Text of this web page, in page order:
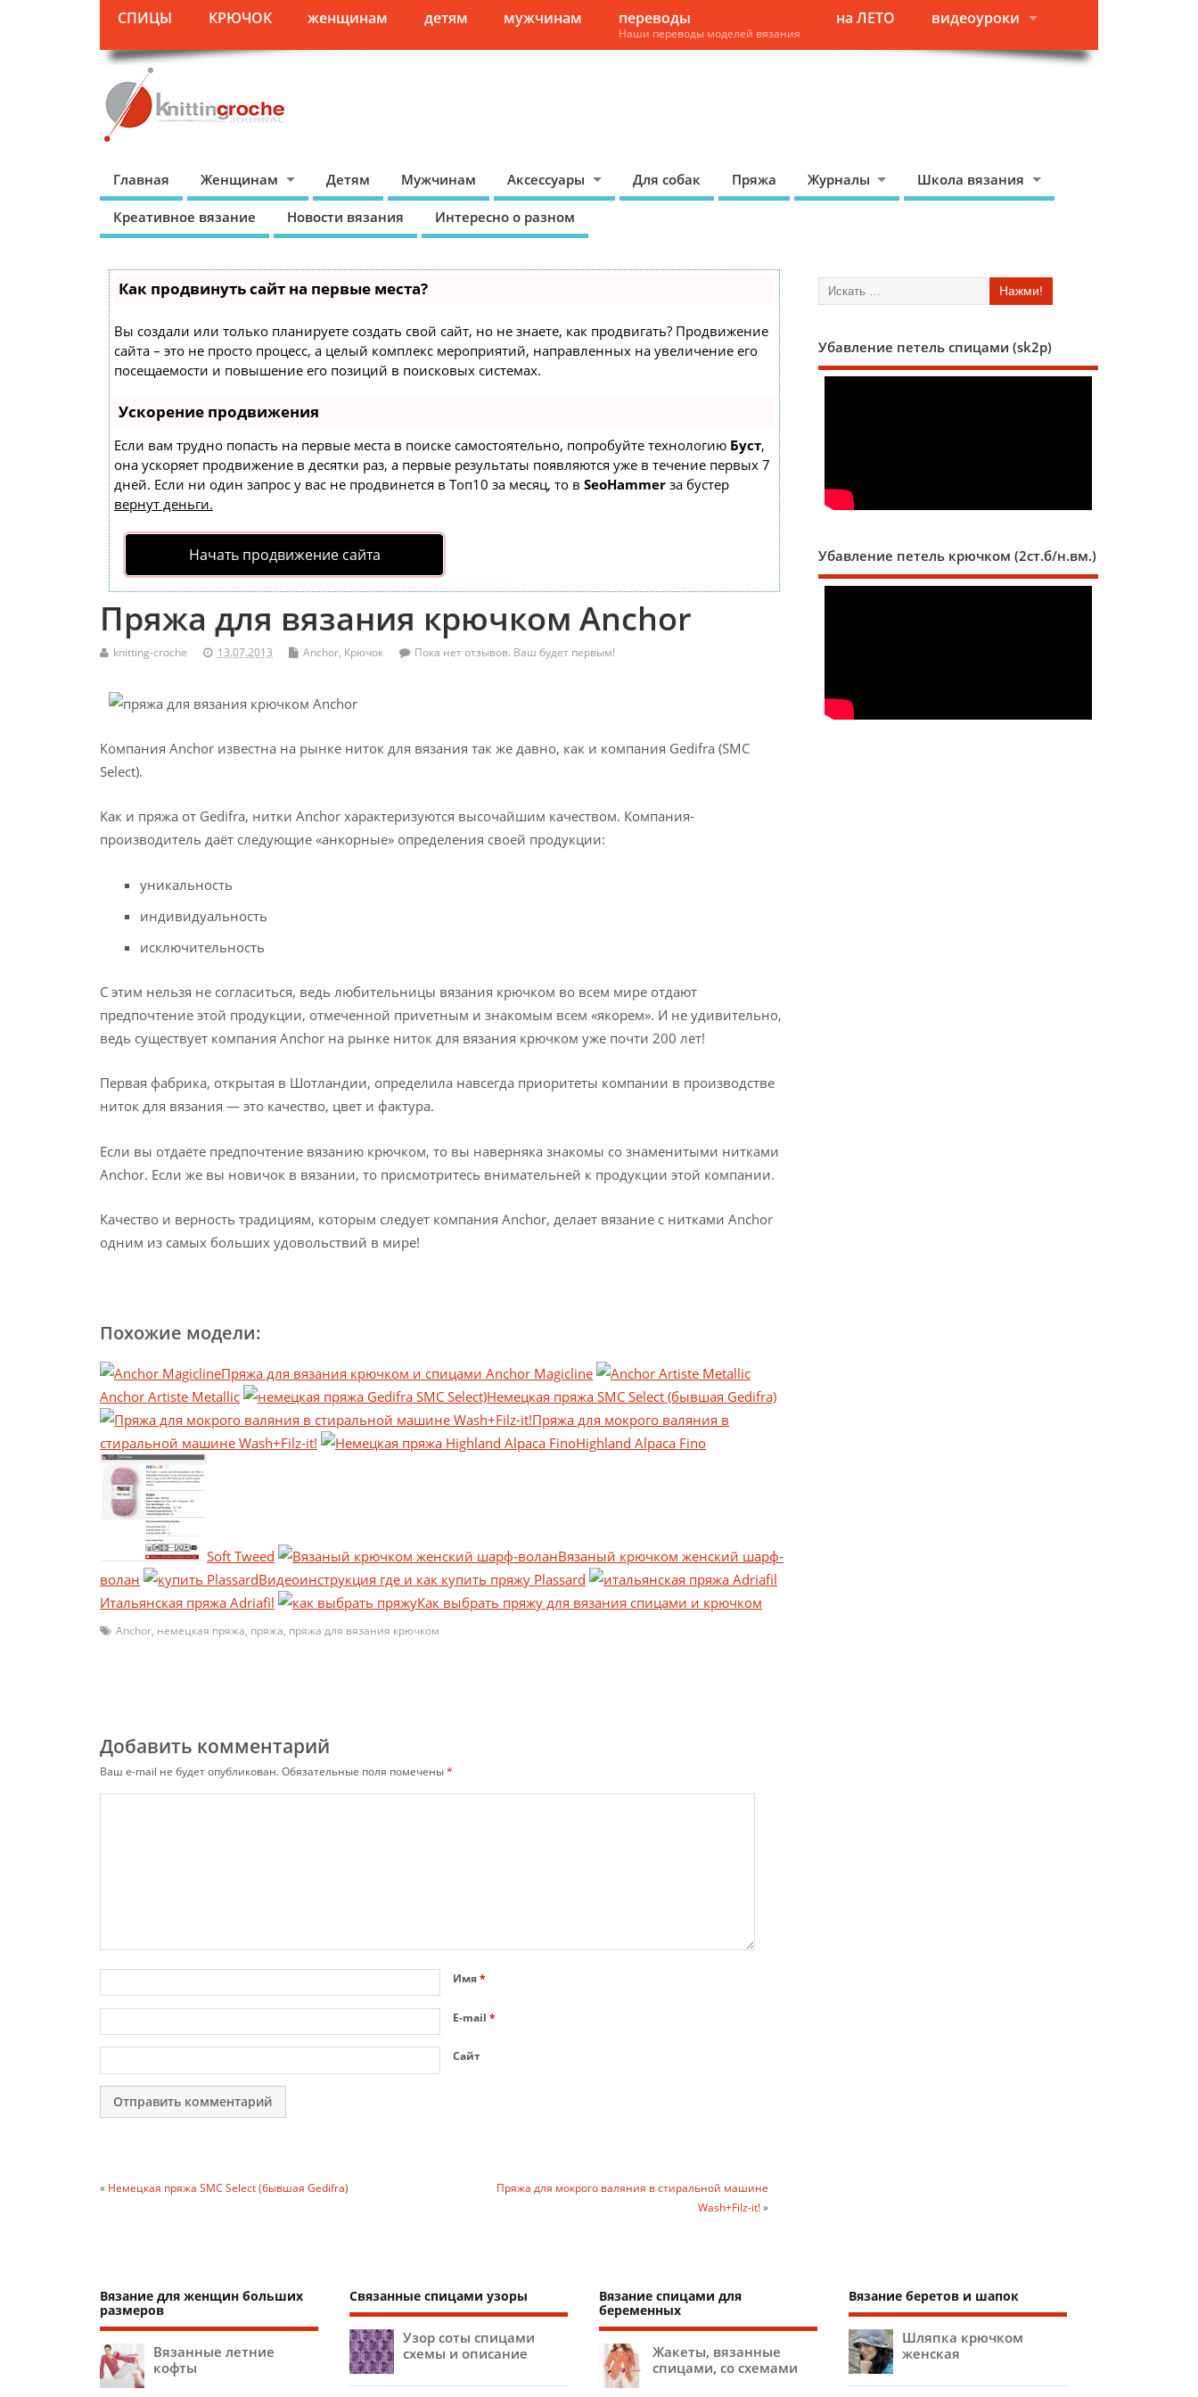
СПИЦЫ КРЮЧОК женщинам детям мужчинам переводы
Наши переводы моделей вязания
на ЛЕТО видеоуроки
Главная Женщинам Детям Мужчинам Аксессуары Для собак Пряжа Журналы Школа вязания
Креативное вязание Новости вязания Интересно о разном
Как продвинуть сайт на первые места?
Вы создали или только планируете создать свой сайт, но не знаете, как продвигать? Продвижение
сайта – это не просто процесс, а целый комплекс мероприятий, направленных на увеличение его
посещаемости и повышение его позиций в поисковых системах.
Ускорение продвижения
Если вам трудно попасть на первые места в поиске самостоятельно, попробуйте технологию Буст,
она ускоряет продвижение в десятки раз, а первые результаты появляются уже в течение первых 7
дней. Если ни один запрос у вас не продвинется в Топ10 за месяц, то в SeoHammer за бустер
вернут деньги.
Начать продвижение сайта
Пряжа для вязания крючком Anchor
knitting-croche 13.07.2013 Anchor, Крючок Пока нет отзывов. Ваш будет первым!
Компания Anchor известна на рынке ниток для вязания так же давно, как и компания Gedifra (SMC
Select).
Как и пряжа от Gedifra, нитки Anchor характеризуются высочайшим качеством. Компания-
производитель даёт следующие «анкорные» определения своей продукции:
уникальность
индивидуальность
исключительность
С этим нельзя не согласиться, ведь любительницы вязания крючком во всем мире отдают
предпочтение этой продукции, отмеченной приvетным и знакомым всем «якорем». И не удивительно,
ведь существует компания Anchor на рынке ниток для вязания крючком уже почти 200 лет!
Первая фабрика, открытая в Шотландии, определила навсегда приоритеты компании в производстве
ниток для вязания — это качество, цвет и фактура.
Если вы отдаёте предпочтение вязанию крючком, то вы наверняка знакомы со знаменитыми нитками
Anchor. Если же вы новичок в вязании, то присмотритесь внимательней к продукции этой компании.
Качество и верность традициям, которым следует компания Anchor, делает вязание с нитками Anchor
одним из самых больших удовольствий в мире!
Похожие модели:
Пряжа для вязания крючком и спицами Anchor Magicline
Anchor Artiste Metallic
Немецкая пряжа SMC Select (бывшая Gedifra)
Пряжа для мокрого валяния в
стиральной машине Wash+Filz-it!
Highland Alpaca Fino
Soft Tweed
Вязаный крючком женский шарф-
волан
Видеоинструкция где и как купить пряжу Plassard
Итальянская пряжа Adriafil
Как выбрать пряжу для вязания спицами и крючком
Anchor, немецкая пряжа, пряжа, пряжа для вязания крючком
Добавить комментарий
Ваш e-mail не будет опубликован.Обязательные поля помечены*
Имя*
E-mail *
Сайт
« Немецкая пряжа SMC Select (бывшая Gedifra)
Пряжа для мокрого валяния в стиральной машине
Wash+Filz-it!»
Убавление петель спицами (sk2p)
Убавление петель крючком (2ст.б/н.вм.)
Вязание для женщин больших
размеров
Вязанные летние
кофты
Связанные спицами узоры
Узор соты спицами
схемы и описание
Вязание спицами для
беременных
Жакеты, вязанные
спицами, со схемами
Вязание беретов и шапок
Шляпка крючком
женская